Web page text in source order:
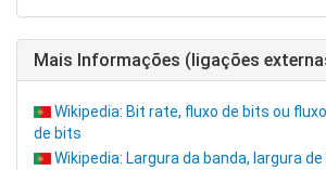
Mais Informações (ligações
Wikipedia: Bit rate, fluxo de bits ou
de bits
Wikipedia: Largura da banda, largura